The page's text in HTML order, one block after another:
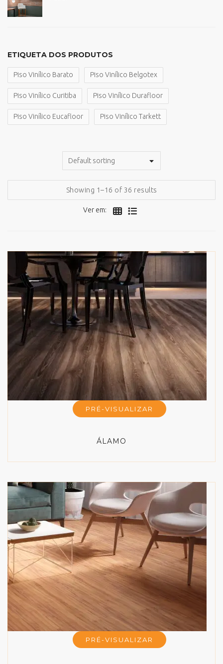
ETIQUETA DOS PRODUTOS
Piso Vinílico Barato Piso Vinílico Belgotex
Piso Vinílico Curitiba Piso Vinílico Durafloor
Piso Vinílico Eucafloor Piso Vinílico Tarkett
Showing 1–16 of 36 results
Ver em:
PRÉ-VISUALIZAR
ÁLAMO
PRÉ-VISUALIZAR